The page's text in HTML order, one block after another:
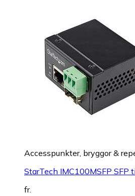
Accesspunkter, bryggor &
StarTech IMC100MSFP SFP
fr.